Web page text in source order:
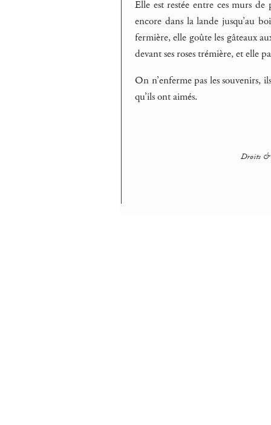
Elle est restée entre ces murs
encore dans la lande jusqu’au
fermière, elle goûte les gâteaux
devant ses roses trémière, et elle
On n’enferme pas les souvenirs,
qu’ils ont aimés.
Droits &